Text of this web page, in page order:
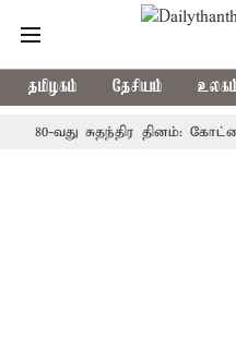
தமிழகம் தேசியம்
வது சுதந்திர தினம்: கோட்டை